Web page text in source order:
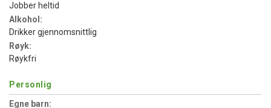
Jobber heltid
Alkohol:
Drikker gjennomsnittlig
Røyk:
Røykfri
Personlig
Egne barn: